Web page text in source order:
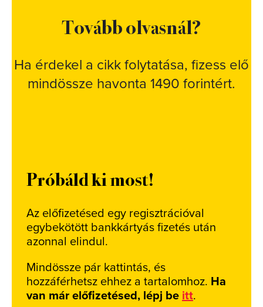
Tovább olvasnál?
Ha érdekel a cikk folytatása, fizess elő
mindössze havonta 1490 forintért.
Próbáld ki most!
Az előfizetésed egy regisztrációval
egybekötött bankkártyás fizetés után
azonnal elindul.
Mindössze pár kattintás, és
hozzáférhetsz ehhez a tartalomhoz. Ha
van már előfizetésed, lépj be itt.